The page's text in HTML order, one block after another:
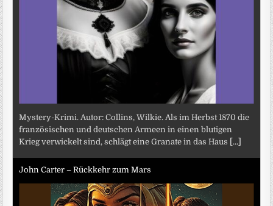
Mystery-Krimi. Autor: Collins, Wilkie. Als im Herbst 1870 die
französischen und deutschen Armeen in einen blutigen
Krieg verwickelt sind, schlägt eine Granate in das Haus [...]
John Carter – Rückkehr zum Mars